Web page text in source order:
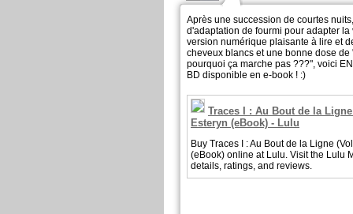
Après une succession de courtes
d'adaptation de fourmi pour adapter
version numérique plaisante à lire et
cheveux blancs et une bonne dose de
pourquoi ça marche pas ???", voici
BD disponible en e-book ! :)
Traces I : Au Bout de la
Esteryn (eBook) - Lulu
Buy Traces I : Au Bout de la Ligne
(eBook) online at Lulu. Visit the Lulu
details, ratings, and reviews.